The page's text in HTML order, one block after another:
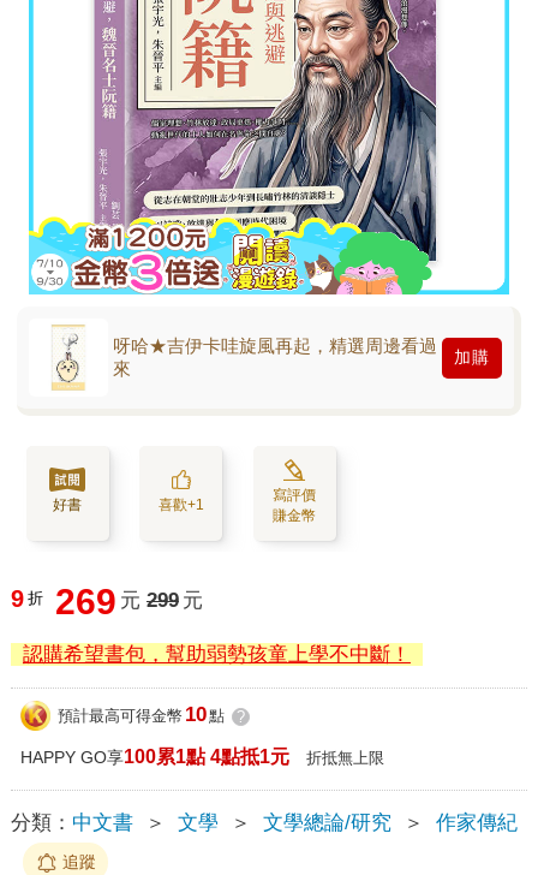
呀哈★吉伊卡哇旋風再起，精選周邊看過
來
加購
好書 喜歡+1
寫評價
賺金幣
9 折 269 元 299 元
認購希望書包，幫助弱勢孩童上學不中斷！
預計最高可得金幣 10點 ?
HAPPY GO享100累1點 4點抵1元 折抵無上限
分類： 中文書 ＞ 文學 ＞ 文學總論/研究 ＞ 作家傳紀
追蹤